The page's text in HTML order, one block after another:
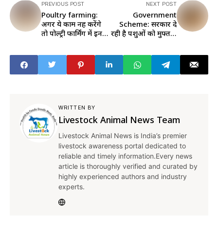
PREVIOUS POST
Poultry farming:
अगर ये काम नहीं करेंगे
तो पोल्ट्री फार्मिंग में इन
NEXT POST
Government
Scheme: सरकार दे
रही है पशुओं को मुफ्त में
WRITTEN BY
Livestock Animal News Team
Livestock Animal News is India’s premier
livestock awareness portal dedicated to
reliable and timely information.Every news
article is thoroughly verified and curated by
highly experienced authors and industry
experts.